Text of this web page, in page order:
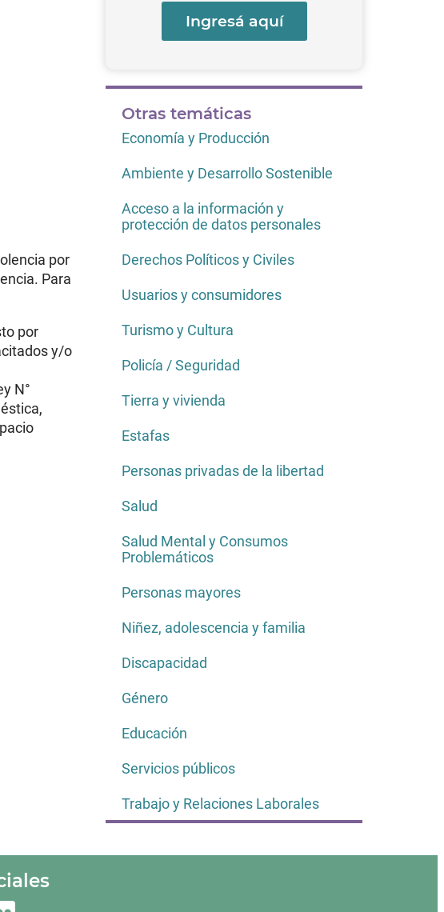
por
Para
por
y/o
N°
Ingresá aquí
Otras temáticas
Economía y Producción
Ambiente y Desarrollo Sostenible
Acceso a la información y
protección de datos personales
Derechos Políticos y Civiles
Usuarios y consumidores
Turismo y Cultura
Policía / Seguridad
Tierra y vivienda
Estafas
Personas privadas de la libertad
Salud
Salud Mental y Consumos
Problemáticos
Personas mayores
Niñez, adolescencia y familia
Discapacidad
Género
Educación
Servicios públicos
Trabajo y Relaciones Laborales